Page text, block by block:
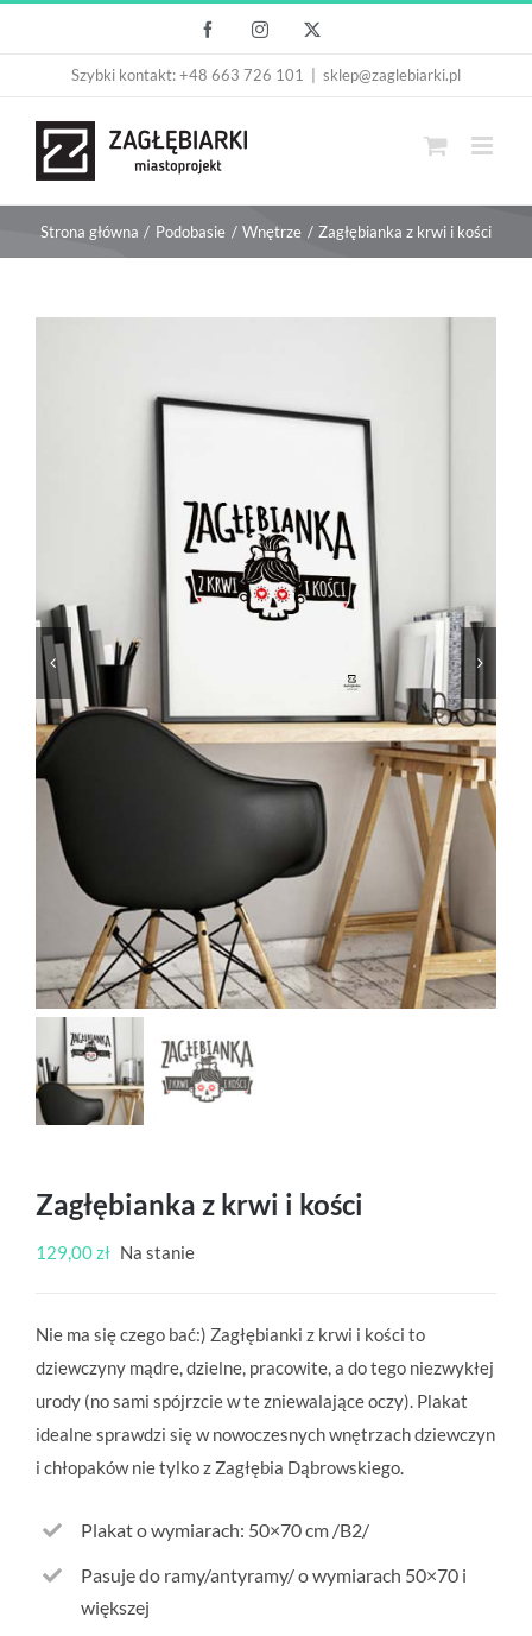
zawartości
FacebookInstagram
Szybki kontakt: +48 663 726 101 sklep@zaglebiarki.pl
Strona główna Podobasie Wnętrze Zagłębianka z krwi i kości
Zagłębianka z krwi i kości
129,00zł Na stanie
Nie ma się czego bać:) Zagłębianki z krwi i kości to
dziewczyny mądre, dzielne, pracowite, a do tego niezwykłej
urody (no sami spójrzcie w te zniewalające oczy). Plakat
idealne sprawdzi się w nowoczesnych wnętrzach dziewczyn
i chłopaków nie tylko z Zagłębia Dąbrowskiego.
Plakat o wymiarach: 50×70 cm /B2/
Pasuje do ramy/antyramy/ o wymiarach 50×70 i
większej